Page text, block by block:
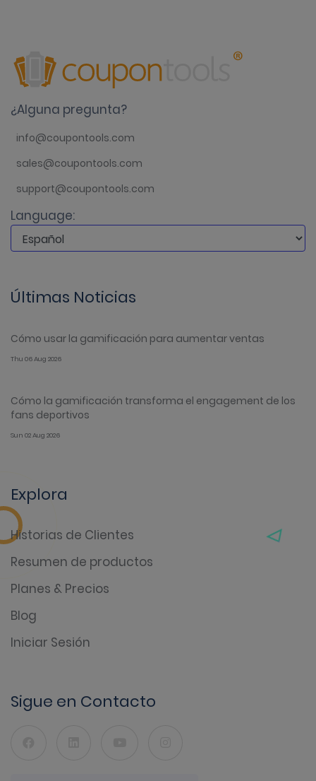
¿Alguna pregunta?
info@coupontools.com
sales@coupontools.com
support@coupontools.com
Language:
Últimas Noticias
Cómo usar la gamificación para aumentar ventas
Thu 06 Aug 2026
Cómo la gamificación transforma el engagement de los
fans deportivos
Sun 02 Aug 2026
Explora
Historias de Clientes
Resumen de productos
Planes & Precios
Blog
Iniciar Sesión
Sigue en Contacto